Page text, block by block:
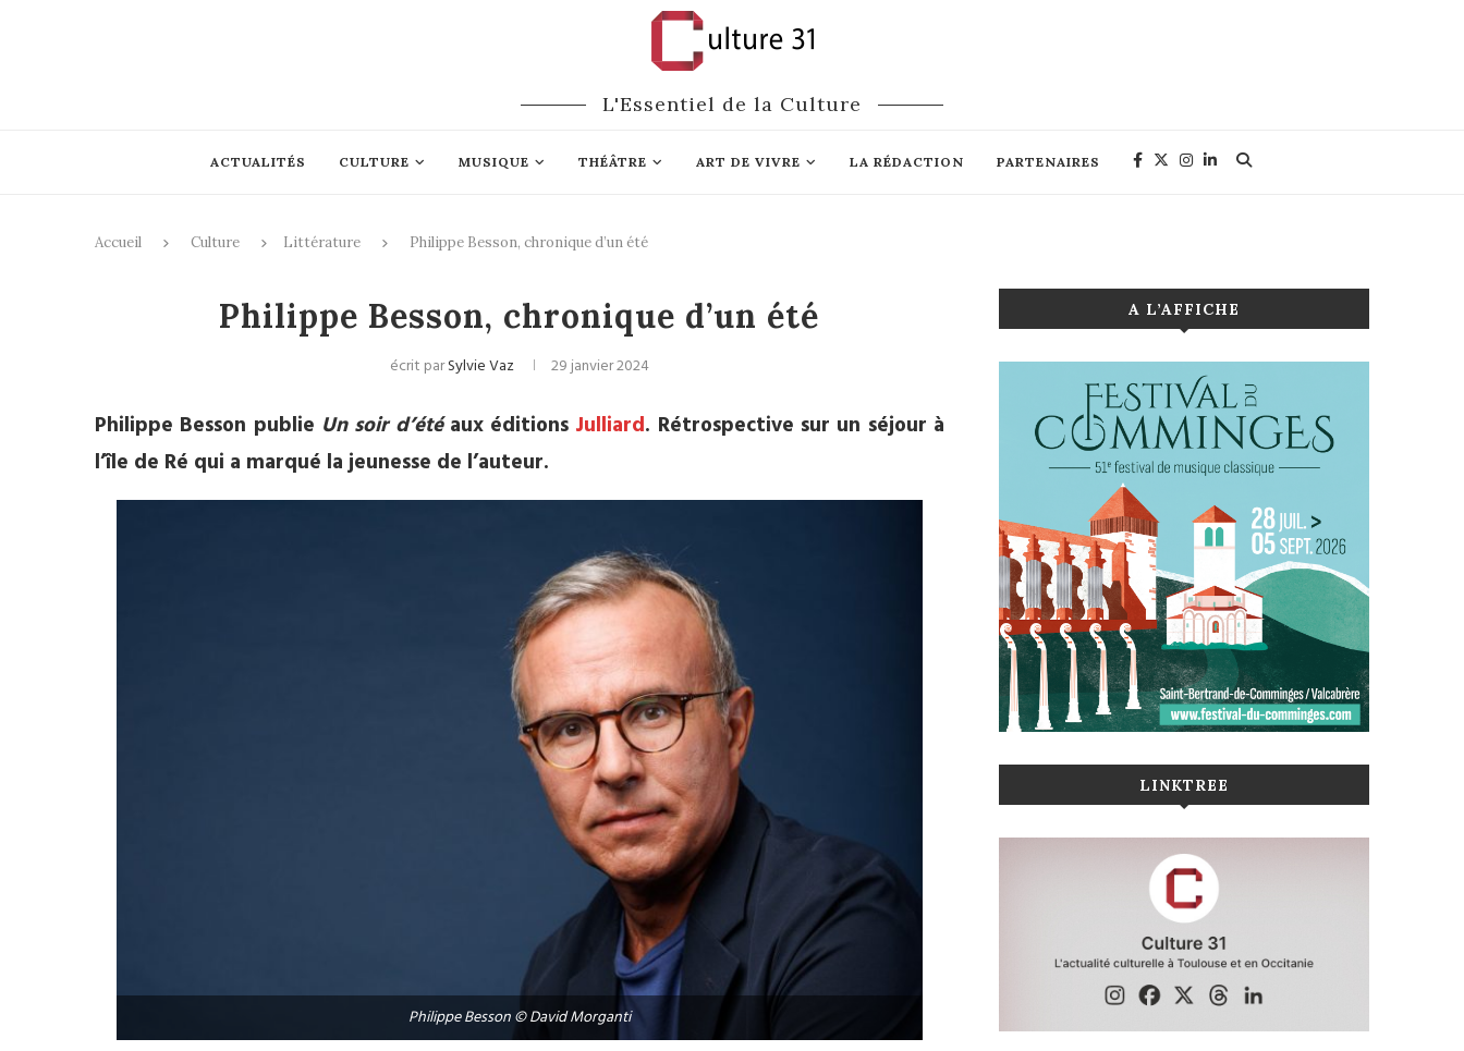
L'Essentiel de la Culture
ACTUALITÉS CULTURE MUSIQUE THÉÂTRE ART DE VIVRE LA RÉDACTION PARTENAIRES
Accueil Culture Littérature Philippe Besson, chronique d’un été
Philippe Besson, chronique d’un été
écrit parSylvie Vaz 29 janvier 2024
Philippe Besson publie Un soir d’étéaux éditions Julliard. Rétrospective sur un séjour à
l’île de Ré qui a marqué la jeunesse de l’auteur.
Philippe Besson © David Morganti
A L’AFFICHE
LINKTREE